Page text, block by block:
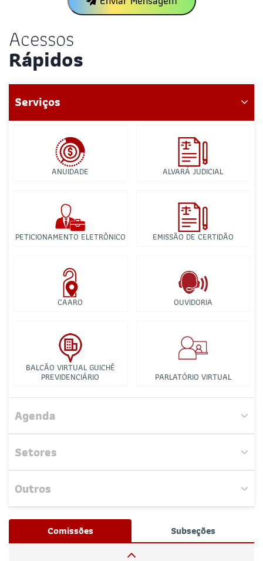
Acessos
Rápidos
Serviços
ANUIDADE ALVARÁ JUDICIAL
PETICIONAMENTO ELETRÔNICO EMISSÃO DE CERTIDÃO
CAARO OUVIDORIA
BALCÃO VIRTUAL GUICHÊ
PREVIDENCIÁRIO PARLATÓRIO VIRTUAL
Agenda
Nenhum evento próximo encontrado.
Setores
Josué Henrique,/ Whatsapp (32172100)
RESPONSÁVEIS
Outros
Comissões Subseções
Comissão de Juizados Especiais
Conflitos e de Direito Sistêmico
Comissão de Orçamento e Contas